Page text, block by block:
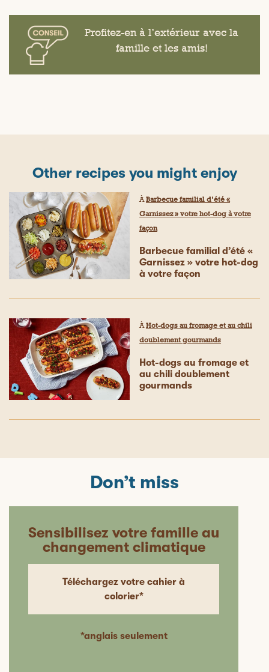
Profitez-en à l’extérieur avec la
famille et les amis!
Other recipes you might enjoy
ÀBarbecue familial d’été «
Garnissez » votre hot-dog à votre
façon
Barbecue familial d’été «
Garnissez » votre hot-dog
à votre façon
ÀHot-dogs au fromage et au chili
doublement gourmands
Hot-dogs au fromage et
au chili doublement
gourmands
Don’t miss
Sensibilisez votre famille au
changement climatique
Téléchargez votre cahier à
colorier*
*anglais seulement